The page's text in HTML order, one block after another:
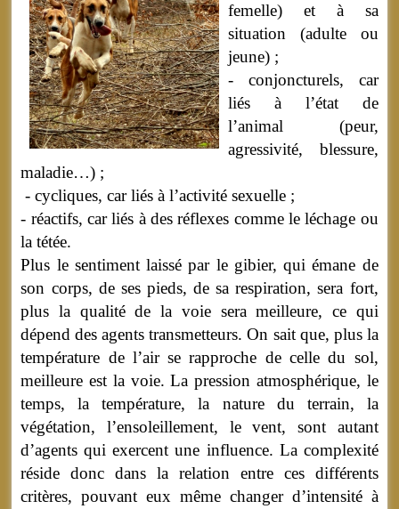
femelle) et à sa
situation (adulte ou
jeune) ;
- conjoncturels, car
liés à l’état de
l’animal (peur,
agressivité, blessure,
maladie…) ;
- cycliques, car liés à l’activité sexuelle ;
- réactifs, car liés à des réflexes comme le léchage ou
la tétée.
Plus le sentiment laissé par le gibier, qui émane de
son corps, de ses pieds, de sa respiration, sera fort,
plus la qualité de la voie sera meilleure, ce qui
dépend des agents transmetteurs. On sait que, plus la
température de l’air se rapproche de celle du sol,
meilleure est la voie. La pression atmosphérique, le
temps, la température, la nature du terrain, la
végétation, l’ensoleillement, le vent, sont autant
d’agents qui exercent une influence. La complexité
réside donc dans la relation entre ces différents
critères, pouvant eux même changer d’intensité à